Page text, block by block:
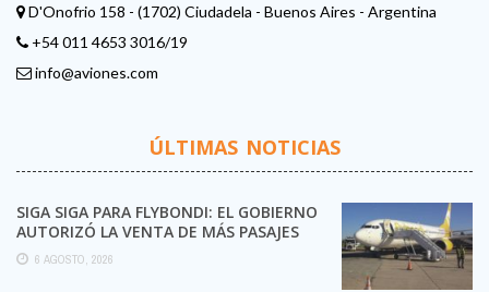
D'Onofrio 158 - (1702) Ciudadela - Buenos Aires - Argentina
+54 011 4653 3016/19
info@aviones.com
ÚLTIMAS NOTICIAS
SIGA SIGA PARA FLYBONDI: EL GOBIERNO
AUTORIZÓ LA VENTA DE MÁS PASAJES
6 AGOSTO, 2026